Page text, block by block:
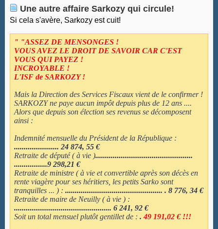
Une autre affaire Sarkozy qui circule!
Si cela s'avère, Sarkozy est cuit!
" "ASSEZ DE MENSONGES !
VOUS AVEZ LE DROIT DE SAVOIR CAR C'EST
VOUS QUI PAYEZ !
INCROYABLE !
L'ISF de SARKOZY !
Mais la Direction des Services Fiscaux vient de le confirmer !
SARKOZY ne paye aucun impôt depuis plus de 12 ans ....
Alors que depuis son élection ses revenus se décomposent
ainsi :
Indemnité mensuelle du Président de la République :
....................... 24 874, 55 €
Retraite de député ( à vie )..................................................
.................9 298,21 €
Retraite de ministre ( à vie et convertible après son décès en
rente viagère pour ses héritiers, les petits Sarko sont
tranquilles ... ) : .................................................. . 8 776, 34 €
Retraite de maire de Neuilly ( à vie ) :
.................................................. 6 241, 92 €
Soit un total mensuel plutôt gentillet de : . 49 191,02 € !!!